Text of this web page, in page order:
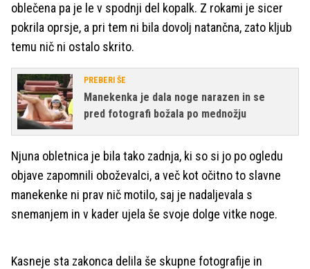
oblečena pa je le v spodnji del kopalk. Z rokami je sicer
pokrila oprsje, a pri tem ni bila dovolj natančna, zato kljub
temu nič ni ostalo skrito.
PREBERI ŠE
Manekenka je dala noge narazen in se
pred fotografi božala po mednožju
Njuna obletnica je bila tako zadnja, ki so si jo po ogledu
objave zapomnili oboževalci, a več kot očitno to slavne
manekenke ni prav nič motilo, saj je nadaljevala s
snemanjem in v kader ujela še svoje dolge vitke noge.
Kasneje sta zakonca delila še skupne fotografije in